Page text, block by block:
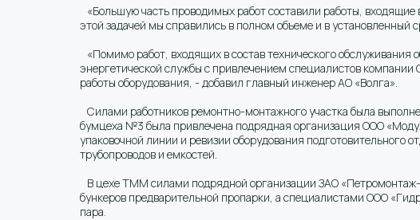
«Большую часть проводимых работ составили работы,
этой задачей мы справились в полном объеме и в установленный
«Помимо работ, входящих в состав технического
энергетической службы с привлечением специалистов
работы оборудования, - добавил главный инженер АО «Волга».
Силами работников ремонтно-монтажного участка была
бумцеха №3 была привлечена подрядная организация ООО
упаковочной линии и ревизии оборудования подготовительного
трубопроводов и емкостей.
В цехе ТММ силами подрядной организации ЗАО
бункеров предварительной пропарки, а специалистами ООО
пара.